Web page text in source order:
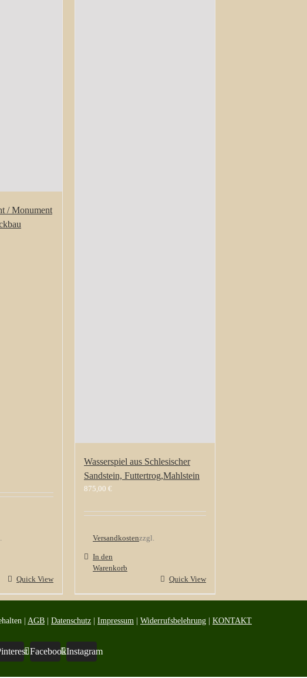
/ Monument
Quick View
Wasserspiel aus Schlesischer
Sandstein, Futtertrog,Mahlstein
875,00 €
zzgl.
Versandkosten
In den
Warenkorb
Quick View
| AGB Datenschutz Impressum Widerrufsbelehrung KONTAKT
FacebookInstagram